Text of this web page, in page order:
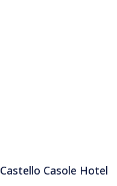
Castello Casole Hotel